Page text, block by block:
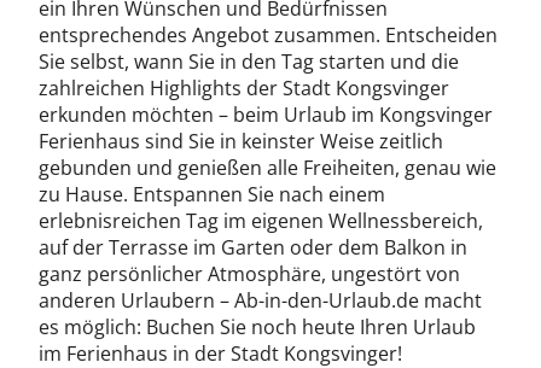
ein Ihren Wünschen und Bedürfnissen
entsprechendes Angebot zusammen. Entscheiden
Sie selbst, wann Sie in den Tag starten und die
zahlreichen Highlights der Stadt Kongsvinger
erkunden möchten – beim Urlaub im Kongsvinger
Ferienhaus sind Sie in keinster Weise zeitlich
gebunden und genießen alle Freiheiten, genau wie
zu Hause. Entspannen Sie nach einem
erlebnisreichen Tag im eigenen Wellnessbereich,
auf der Terrasse im Garten oder dem Balkon in
ganz persönlicher Atmosphäre, ungestört von
anderen Urlaubern – Ab-in-den-Urlaub.de macht
es möglich: Buchen Sie noch heute Ihren Urlaub
im Ferienhaus in der Stadt Kongsvinger!